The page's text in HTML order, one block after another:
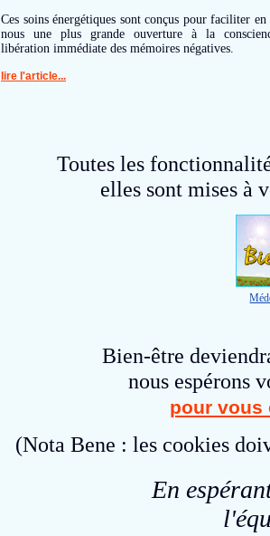
Ces soins énergétiques sont conçus pour faciliter en
nous une plus grande ouverture à la
libération immédiate des mémoires négatives.
lire l'article...
Toutes les
elles sont mises à
Bien-être
nous espérons
pour vous
(Nota Bene : les cookies
En